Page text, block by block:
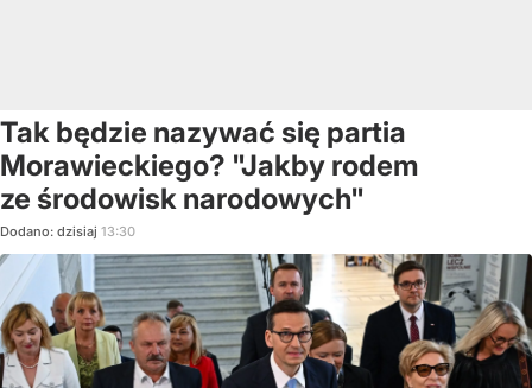
Tak będzie nazywać się partia
Morawieckiego? "Jakby rodem
ze środowisk narodowych"
Dodano: dzisiaj 13:30